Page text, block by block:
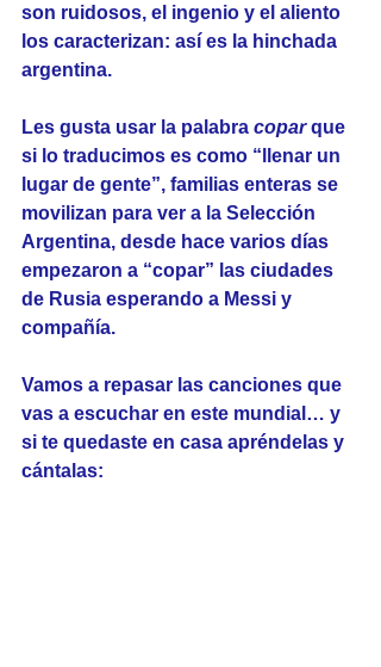
son ruidosos, el ingenio y el aliento
los caracterizan: así es la hinchada
argentina.
Les gusta usar la palabra copar que
si lo traducimos es como “llenar un
lugar de gente”, familias enteras se
movilizan para ver a la Selección
Argentina, desde hace varios días
empezaron a “copar” las ciudades
de Rusia esperando a Messi y
compañía.
Vamos a repasar las canciones que
vas a escuchar en este mundial… y
si te quedaste en casa apréndelas y
cántalas: